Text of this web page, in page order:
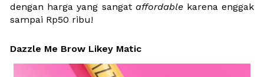
dengan harga yang sangat affordable karena enggak
sampai Rp50 ribu!
Dazzle Me Brow Likey Matic